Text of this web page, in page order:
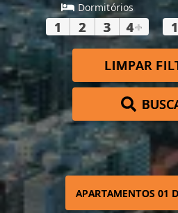
Dormitórios
1 2 3 4+ 1
LIMPAR
APARTAMENTOS 01